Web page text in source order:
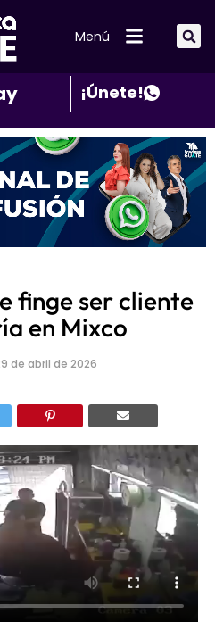
Menú
¡Únete!
finge ser cliente
en Mixco
de abril de 2026